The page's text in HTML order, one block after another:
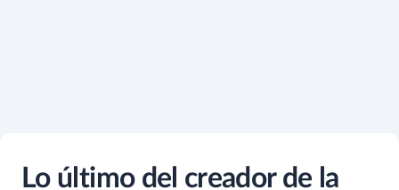
Lo último del creador de la